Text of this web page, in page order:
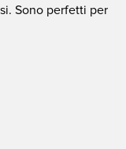
Sono perfetti per